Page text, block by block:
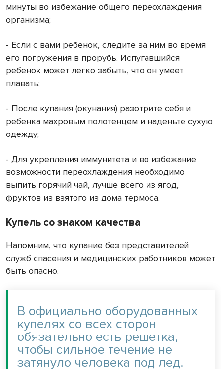
минуты во избежание общего переохлаждения
организма;
- Если с вами ребенок, следите за ним во время
его погружения в прорубь. Испугавшийся
ребенок может легко забыть, что он умеет
плавать;
- После купания (окунания) разотрите себя и
ребенка махровым полотенцем и наденьте сухую
одежду;
- Для укрепления иммунитета и во избежание
возможности переохлаждения необходимо
выпить горячий чай, лучше всего из ягод,
фруктов из взятого из дома термоса.
Купель со знаком качества
Напомним, что купание без представителей
служб спасения и медицинских работников может
быть опасно.
В официально оборудованных
купелях со всех сторон
обязательно есть решетка,
чтобы сильное течение не
затянуло человека под лед.